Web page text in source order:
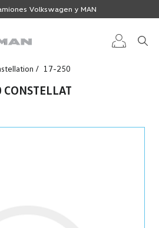
Volkswagen y MAN
17-250